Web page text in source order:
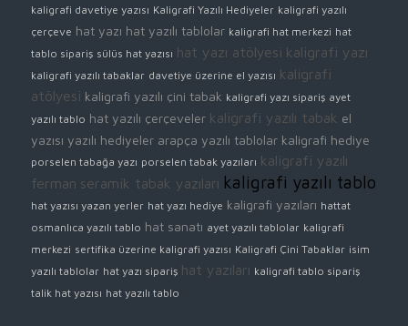
kaligrafi davetiye yazısı Kaligrafi Yazılı Hediyeler kaligrafi yazılı
çerçeve hat yazı hat yazılı tablolar kaligrafi hat merkezi hat
tablo sipariş sülüs hat yazısı hat yazı atölyesi kaligrafi yazı
kaligrafi yazılı tabaklar davetiye üzerine el yazısı kaligrafi
atölyesi kaligrafi yazılı çini tabak kaligrafi yazı sipariş ayet
yazılı tablo hat yazılı çerçeveler kaligrafi yazılı tabak el
yazısı yazılı hediyeler arapça yazılı tablolar kaligrafi hediye
porselen tabağa yazı porselen tabak yazıları kaligrafi yazılı
ferman seramik tabak yazıları kaligrafi yazılı tablo
hat yazısı yazan yerler hat yazı hediye kaligrafi yazıları hattat
osmanlıca yazılı tablo hat sanatı ayet yazılı tablolar kaligrafi
merkezi sertifika üzerine kaligrafi yazısı Kaligrafi Çini Tabaklar isim
yazılı tablolar hat yazı sipariş hat yazıları kaligrafi tablo sipariş
talik hat yazısı hat yazılı tablo